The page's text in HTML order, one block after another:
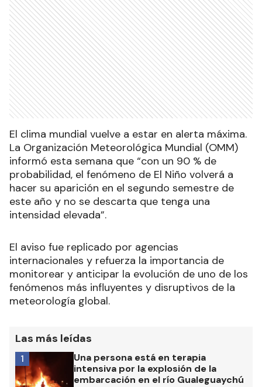
El clima mundial vuelve a estar en alerta máxima.
La Organización Meteorológica Mundial (OMM)
informó esta semana que “con un 90 % de
probabilidad, el fenómeno de El Niño volverá a
hacer su aparición en el segundo semestre de
este año y no se descarta que tenga una
intensidad elevada”.
El aviso fue replicado por agencias
internacionales y refuerza la importancia de
monitorear y anticipar la evolución de uno de los
fenómenos más influyentes y disruptivos de la
meteorología global.
Las más leídas
Una persona está en terapia
intensiva por la explosión de la
embarcación en el río Gualeguaychú
1